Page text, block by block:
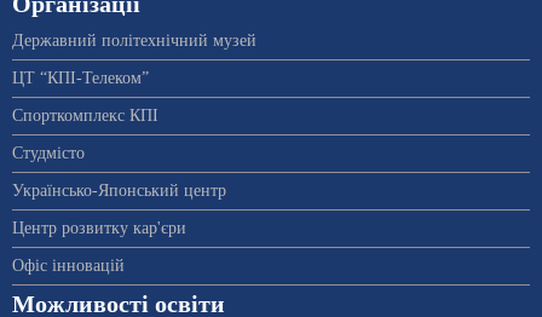
Державний політехнічний музей
ЦТ “КПІ-Телеком”
Спорткомплекс КПІ
Студмісто
Українсько-Японський центр
Центр розвитку кар'єри
Офіс інновацій
Можливості освіти